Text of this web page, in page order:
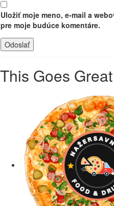
Uložiť moje meno, e-mail a
pre moje budúce komentáre.
This Goes